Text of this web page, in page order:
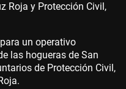
Roja y Protección Civil,
un operativo
las hogueras de San
de Protección Civil,